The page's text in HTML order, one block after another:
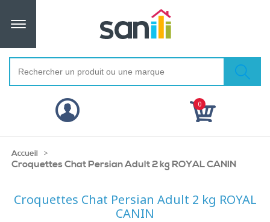
0
Accueil >
Croquettes Chat Persian Adult 2 kg ROYAL CANIN
Croquettes Chat Persian Adult 2 kg ROYAL
CANIN